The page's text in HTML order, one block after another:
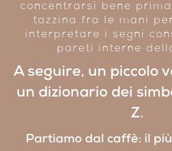
concentrarsi bene
tazzina fra le mani
interpretare i segni
pareti interne
A seguire, un piccolo
un dizionario dei
Z.
Partiamo dal caffè: il